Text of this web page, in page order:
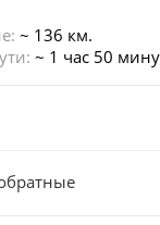
~ 136 км.
~ 1 час 50